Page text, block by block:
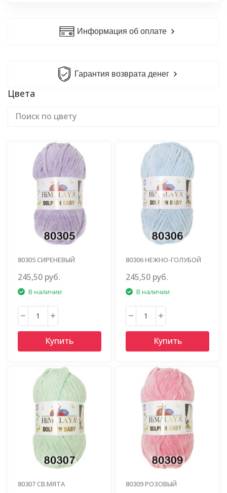
Информация об оплате
Гарантия возврата денег
Цвета
80305 СИРЕНЕВЫЙ
245,50 руб.
В наличии
Купить
80306 НЕЖНО-ГОЛУБОЙ
245,50 руб.
В наличии
Купить
80307 СВ.МЯТА 80309 РОЗОВЫЙ